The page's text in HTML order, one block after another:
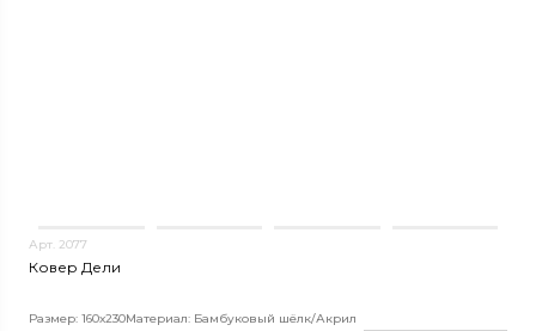
Арт. 2077
Ковер Дели
Размер: 160х230Материал: Бамбуковый шёлк/Акрил